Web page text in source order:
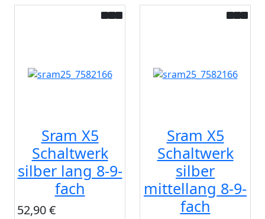
Sram X5
Schaltwerk
silber lang 8-9-
fach
52,90 €
Sram X5
Schaltwerk
silber
mittellang 8-9-
fach